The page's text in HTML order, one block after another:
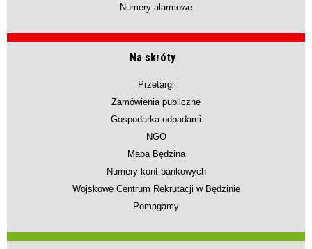
Numery alarmowe
Na skróty
Przetargi
Zamówienia publiczne
Gospodarka odpadami
NGO
Mapa Będzina
Numery kont bankowych
Wojskowe Centrum Rekrutacji w Będzinie
Pomagamy